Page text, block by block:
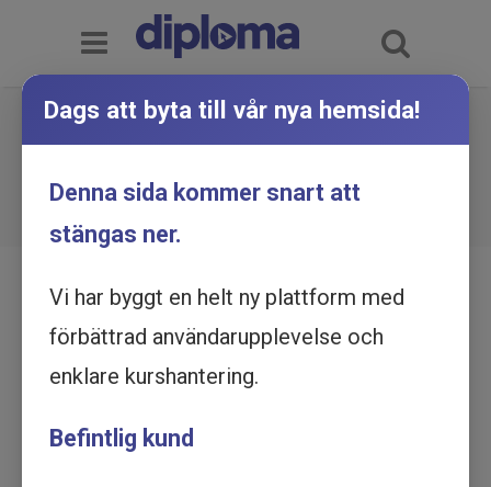
online
AI för offentlig sektor - Introduktionskurs -
Dags att byta till vår nya hemsida!
Denna sida kommer snart att
stängas ner.
Vi har byggt en helt ny plattform med
förbättrad användarupplevelse och
enklare kurshantering.
Befintlig kund